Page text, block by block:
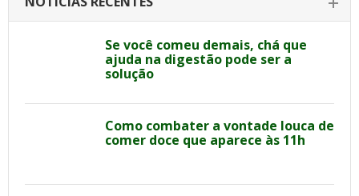
Se você comeu demais, chá que
ajuda na digestão pode ser a
solução
Como combater a vontade louca de
comer doce que aparece às 11h